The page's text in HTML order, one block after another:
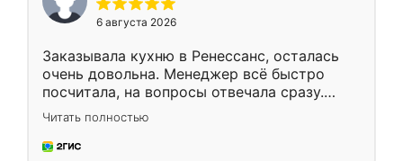
6 августа 2026
Заказывала кухню в Ренессанс, осталась
очень довольна. Менеджер всё быстро
посчитала, на вопросы отвечала сразу.
Замерщик приехал в субботу, подошёл к
делу со всей ответственностью. Собрали
за день, ребята работали аккуратно, даже
Читать полностью